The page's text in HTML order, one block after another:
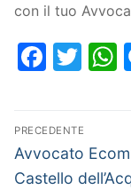
con il tuo
PRECEDENTE
Avvocato
Castello